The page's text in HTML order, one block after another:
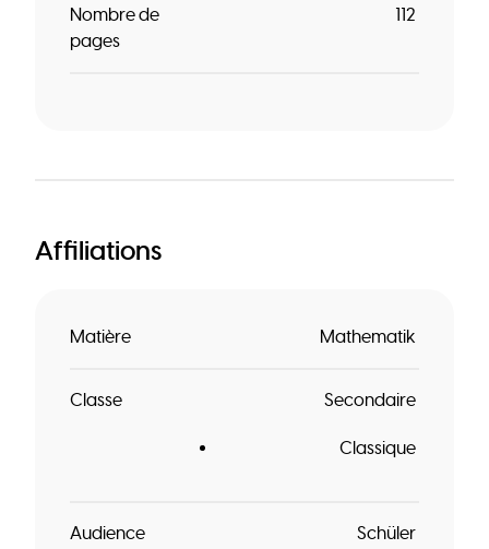
Nombre de
pages
112
Affiliations
Matière Mathematik
Classe Secondaire
Classique
Audience Schüler